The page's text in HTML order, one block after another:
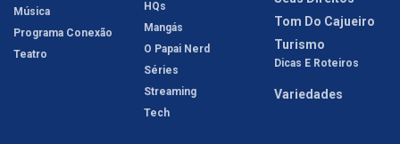
Música
Programa Conexão
Teatro
HQs
Mangás
O Papai Nerd
Séries
Streaming
Tech
Tom Do Cajueiro
Turismo
Dicas E Roteiros
Variedades